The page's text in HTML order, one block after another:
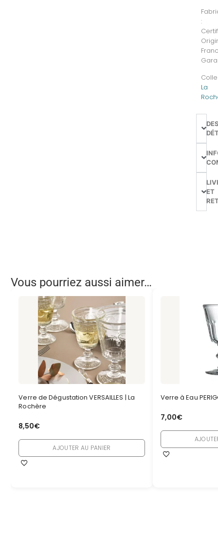
:
La
ET
Vous pourriez aussi aimer…
Verre de Dégustation VERSAILLES | La
Rochère
8,50€
AJOUTER AU PANIER
Verre à Eau
7,00€